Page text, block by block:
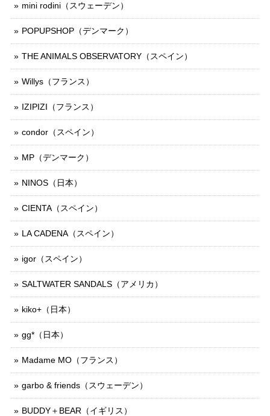
mini rodini（スウェーデン）
POPUPSHOP（デンマーク）
THE ANIMALS OBSERVATORY（スペイン）
Willys（フランス）
IZIPIZI（フランス）
condor（スペイン）
MP（デンマーク）
NINOS（日本）
CIENTA（スペイン）
LA CADENA（スペイン）
igor（スペイン）
SALTWATER SANDALS（アメリカ）
kiko+（日本）
gg*（日本）
Madame MO（フランス）
garbo & friends（スウェーデン）
BUDDY＋BEAR（イギリス）